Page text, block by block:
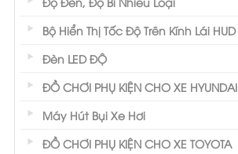
Bộ Hiển Thị Tốc Độ Trên Kính Lái HUD
Đèn LED ĐỘ
ĐỒ CHƠI PHỤ KIỆN CHO XE HYUNDAI
Máy Hút Bụi Xe Hơi
ĐỒ CHƠI PHỤ KIỆN CHO XE TOYOTA